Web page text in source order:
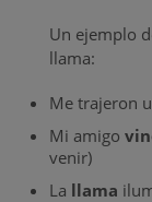
Un ejemplo
llama:
Me trajeron
Mi amigo
venir)
La llama